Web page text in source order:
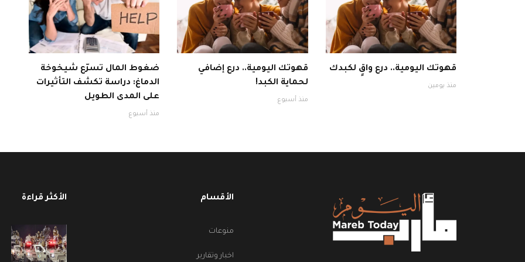
قهوتك اليومية.. درع واقٍ لكبدك
منذ يومين
قهوتك اليومية.. درع إضافي
لحماية الكبد!
منذ أسبوع
ضغوط المال تسرّع شيخوخة
الدماغ: دراسة تكشف التأثيرات
على المدى الطويل
منذ أسبوع
الأقسام
منوعات
اخبار وتقارير
الأكثر قراءة